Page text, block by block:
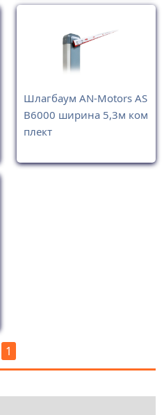
Шлагбаум AN-Motors AS
B6000 ширина 5,3м ком
плект
1